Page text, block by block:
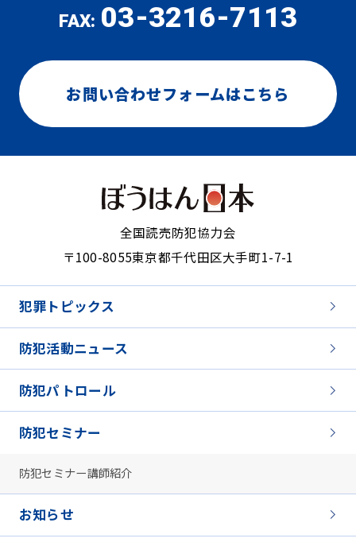
FAX: 03-3216-7113
お問い合わせフォームはこちら
全国読売防犯協力会
〒100-8055東京都千代田区大手町1-7-1
犯罪トピックス
防犯活動ニュース
防犯パトロール
防犯セミナー
防犯セミナー講師紹介
お知らせ